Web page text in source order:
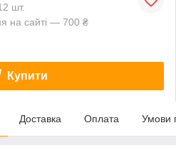
шт.
на сайті — 700 ₴
Купити
Доставка Оплата Умови